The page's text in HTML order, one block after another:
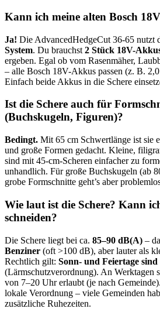
Kann ich meine alten Bosch
Ja! Die AdvancedHedgeCut 36-65 nutzt
System. Du brauchst 2 Stück 18V-
ergeben. Egal ob vom Rasenmäher,
– alle Bosch 18V-Akkus passen (z. B.
Einfach beide Akkus in die Schere
Ist die Schere auch für
(Buchskugeln, Figuren)?
Bedingt. Mit 65 cm Schwertlänge ist sie
und große Formen gedacht. Kleine,
sind mit 45-cm-Scheren einfacher zu
unhandlich. Für große Buchskugeln (ab
grobe Formschnitte geht’s aber
Wie laut ist die Schere? Kann
schneiden?
Die Schere liegt bei ca. 85–90 dB(A) –
Benziner (oft >100 dB), aber lauter als
Rechtlich gilt: Sonn- und Feiertage sind
(Lärmschutzverordnung). An Werktagen
von 7–20 Uhr erlaubt (je nach
lokale Verordnung – viele Gemeinden
zusätzliche Ruhezeiten.